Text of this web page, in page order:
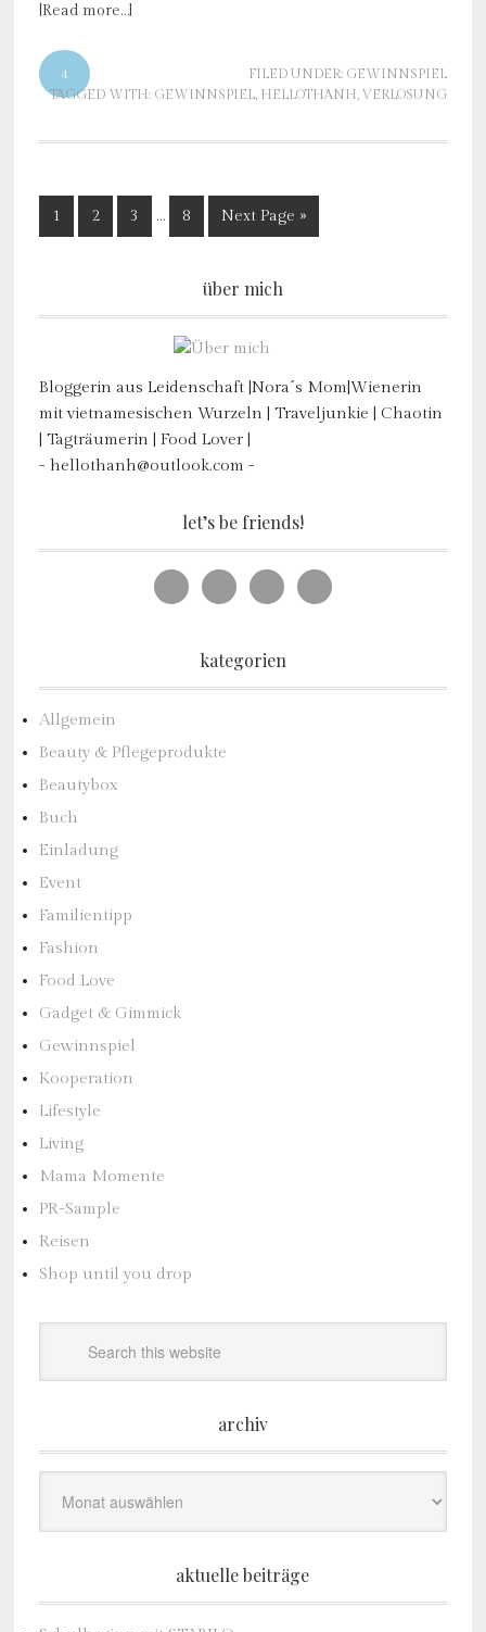
[Read more…]
4 FILED UNDER: GEWINNSPIEL
TAGGED WITH: GEWINNSPIEL, HELLOTHANH,VERLOSUNG
1 2 3 … 8 Next Page »
über mich
Bloggerin aus Leidenschaft |Nora´s Mom|Wienerin
mit vietnamesischen Wurzeln | Traveljunkie | Chaotin
| Tagträumerin | Food Lover |
- hellothanh@outlook.com -
let’s be friends!
kategorien
Allgemein
Beauty & Pflegeprodukte
Beautybox
Buch
Einladung
Event
Familientipp
Fashion
Food Love
Gadget & Gimmick
Gewinnspiel
Kooperation
Lifestyle
Living
Mama Momente
PR-Sample
Reisen
Shop until you drop
archiv
aktuelle beiträge